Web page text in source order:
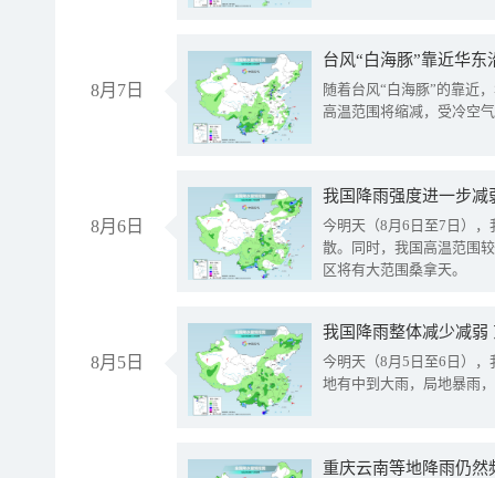
8月7日
台风“白海豚”靠近华
随着台风“白海豚”的靠近
高温范围将缩减，受冷空
8月6日
今明天（8月6日至7日）
散。同时，我国高温范围
区将有大范围桑拿天。
8月5日
我国降雨整体减少减弱
今明天（8月5日至6日）
地有中到大雨，局地暴雨
重庆云南等地降雨仍然